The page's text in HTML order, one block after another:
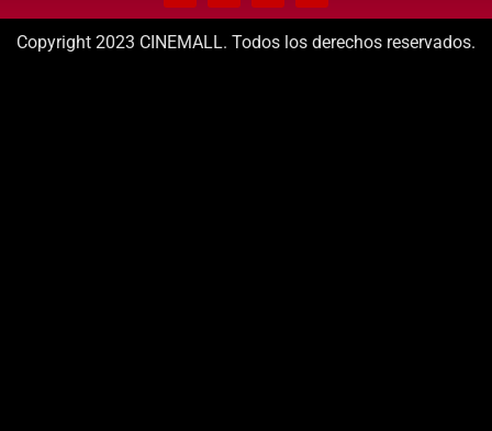
Copyright 2023 CINEMALL. Todos los derechos reservados.